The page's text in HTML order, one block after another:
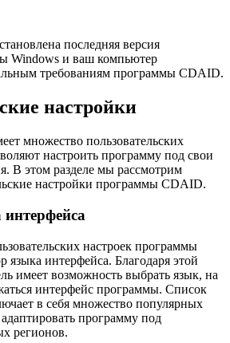
последняя версия
Windows и ваш компьютер
требованиям программы CDAID.
настройки
множество пользовательских
настроить программу под свои
В этом разделе мы рассмотрим
настройки программы CDAID.
настроек программы
языка интерфейса. Благодаря этой
имеет возможность выбрать язык, на
интерфейс программы. Список
в себя множество популярных
программу под
регионов.